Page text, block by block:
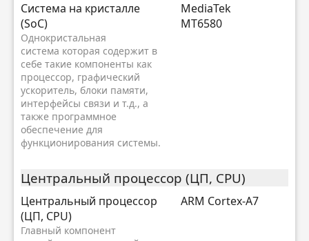
Система на кристалле
(SoC)
Однокристальная
система которая содержит в
себе такие компоненты как
процессор, графический
ускоритель, блоки памяти,
интерфейсы связи и т.д., а
также программное
обеспечение для
функционирования системы.
MediaTek
MT6580
Центральный процессор (ЦП, CPU)
Центральный процессор
(ЦП, CPU)
Главный компонент
ARM Cortex-A7